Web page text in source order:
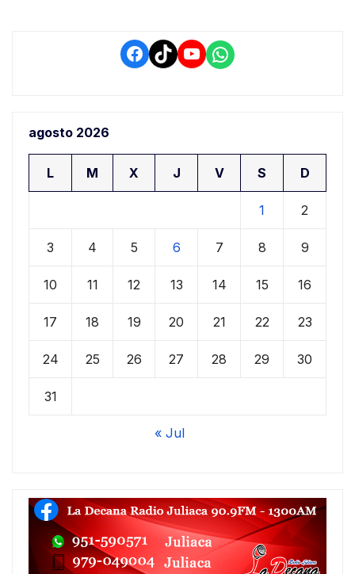
Facebook
TikTokYouTube
WhatsApp
agosto 2026
L M X J V S D
1 2
3 4 5 6 7 8 9
10 11 12 13 14 15 16
17 18 19 20 21 22 23
24 25 26 27 28 29 30
31
« Jul